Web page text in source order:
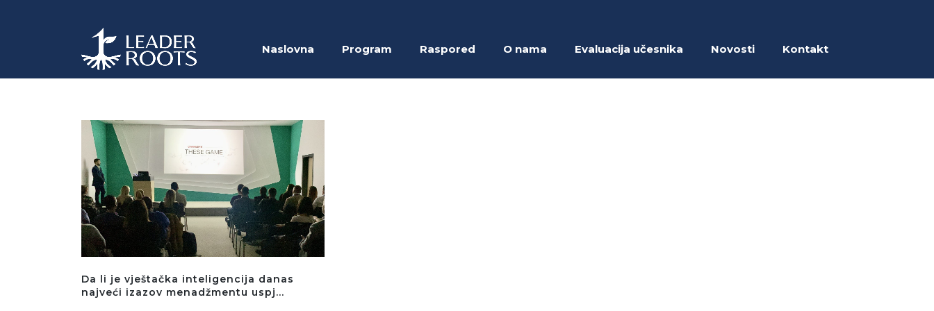
Naslovna Program Raspored O nama Evaluacija učesnika Novosti Kontakt
Da li je vještačka inteligencija danas
najveći izazov menadžmentu uspj...